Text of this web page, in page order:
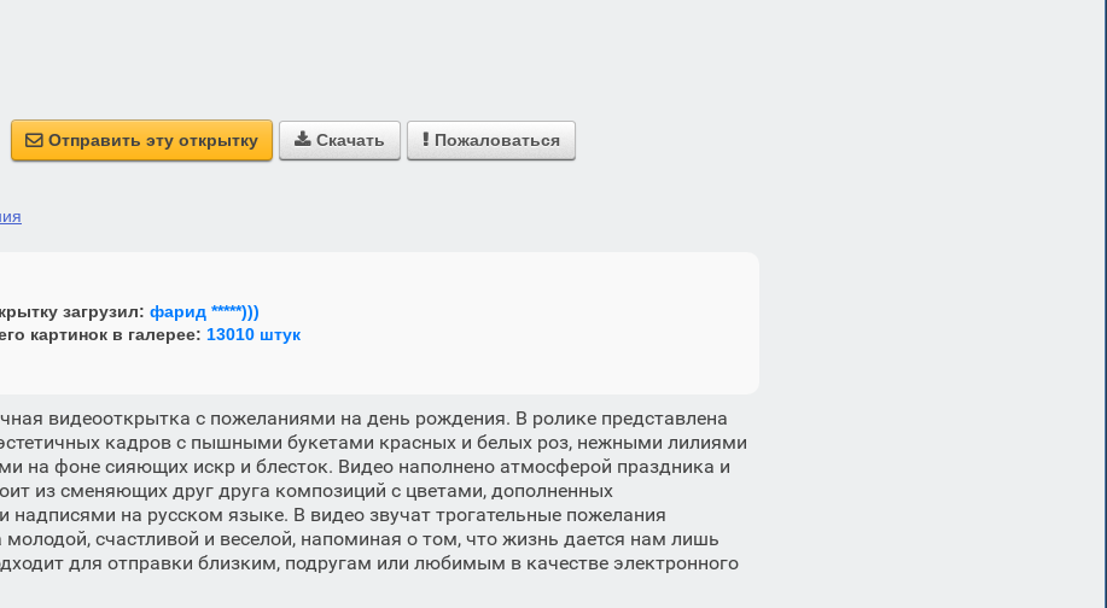
 Отправить эту открытку  Скачать  Пожаловаться
загрузил: фарид *****)))
картинок в галерее: 13010 штук
видеооткрытка с пожеланиями на день рождения. В ролике представлена
кадров с пышными букетами красных и белых роз, нежными лилиями
на фоне сияющих искр и блесток. Видео наполнено атмосферой праздника и
из сменяющих друг друга композиций с цветами, дополненных
надписями на русском языке. В видео звучат трогательные пожелания
молодой, счастливой и веселой, напоминая о том, что жизнь дается нам лишь
для отправки близким, подругам или любимым в качестве электронного